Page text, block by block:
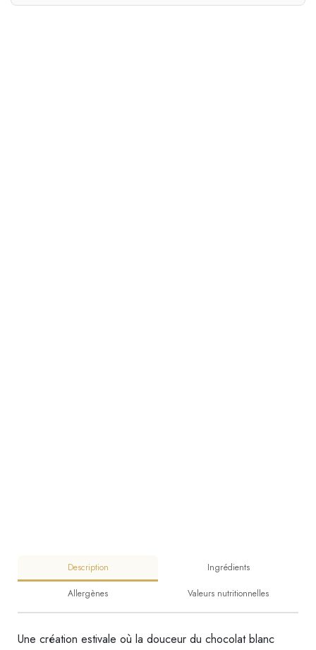
Description Ingrédients
Allergènes Valeurs nutritionnelles
Une création estivale où la douceur du chocolat blanc